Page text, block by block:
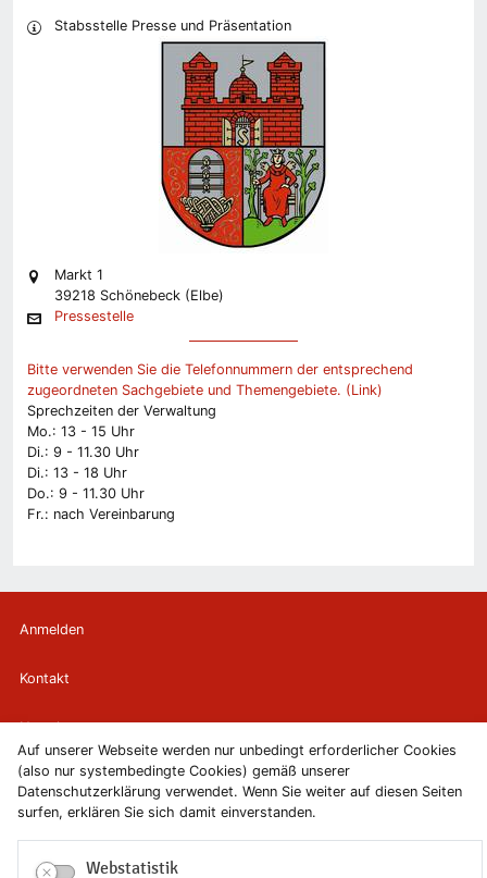
Auf unserer Webseite werden nur unbedingt erforderlicher Cookies
(also nur systembedingte Cookies) gemäß unserer
Datenschutzerklärung verwendet. Wenn Sie weiter auf diesen Seiten
surfen, erklären Sie sich damit einverstanden.
Webstatistik
Stabsstelle Presse und Präsentation
Markt 1
39218 Schönebeck (Elbe)
Pressestelle
Bitte verwenden Sie die Telefonnummern der entsprechend
zugeordneten Sachgebiete und Themengebiete. (Link)
Sprechzeiten der Verwaltung
Mo.: 13 - 15 Uhr
Di.: 9 - 11.30 Uhr
Di.: 13 - 18 Uhr
Do.: 9 - 11.30 Uhr
Fr.: nach Vereinbarung
Anmelden
Kontakt
Newsletter
Newsletterabmeldung
Impressum
Datenschutzerklärung